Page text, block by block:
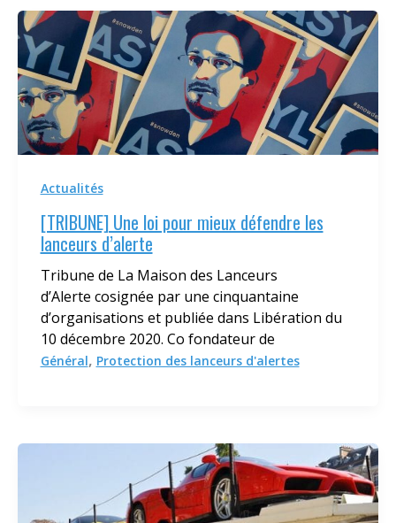
Actualités
[TRIBUNE] Une loi pour mieux défendre les
lanceurs d’alerte
Tribune de La Maison des Lanceurs
d’Alerte cosignée par une cinquantaine
d’organisations et publiée dans Libération du
10 décembre 2020. Co fondateur de
Général, Protection des lanceurs d'alertes